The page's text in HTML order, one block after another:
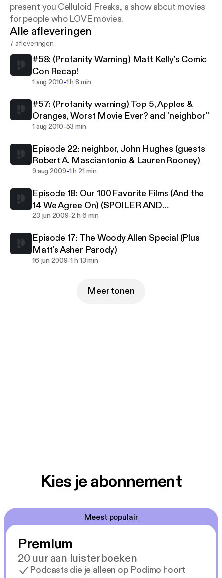
present you Celluloid Freaks, a show about movies
for people who LOVE movies.
Alle afleveringen
7 afleveringen
#58: (Profanity Warning) Matt Kelly's Comic
Con Recap!
1 aug 2010-1 h 8 min
#57: (Profanity warning) Top 5, Apples &
Oranges, Worst Movie Ever? and "neighbor"
1 aug 2010-53 min
Episode 22: neighbor, John Hughes (guests
Robert A. Masciantonio & Lauren Rooney)
9 aug 2009-1 h 21 min
Episode 18: Our 100 Favorite Films (And the
14 We Agree On) (SPOILER AND
PROFANITY WARNING!!!)
23 jun 2009-2 h 6 min
Episode 17: The Woody Allen Special (Plus
Matt's Asher Parody)
16 jun 2009-1 h 13 min
Meer tonen
Kies je abonnement
Meest populair
Premium
20 uur aan luisterboeken
Podcasts die je alleen op Podimo hoort